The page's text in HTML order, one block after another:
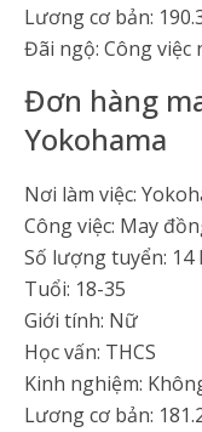
Lương cơ bản:
Đãi ngộ: Công việc
Đơn hàng
Yokohama
Nơi làm việc:
Công việc: May
Số lượng tuyển: 14
Tuổi: 18-35
Giới tính: Nữ
Học vấn: THCS
Kinh nghiệm:
Lương cơ bản: